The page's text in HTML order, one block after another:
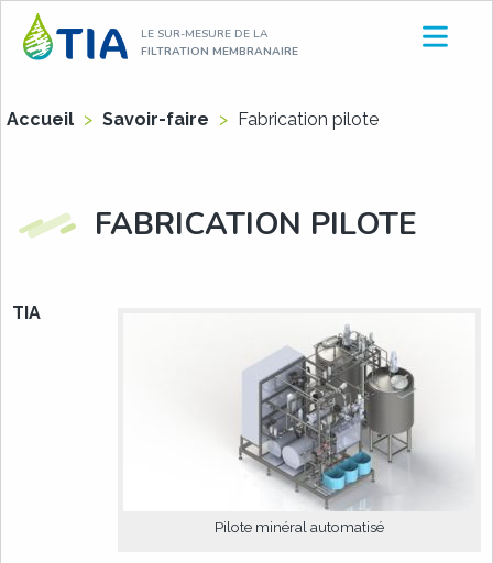
Aller
contenu
LE SUR-MESURE DE LA
FILTRATION MEMBRANAIRE
Accueil > Savoir-faire > Fabrication pilote
FABRICATION PILOTE
Pilote minéral automatisé
TIA